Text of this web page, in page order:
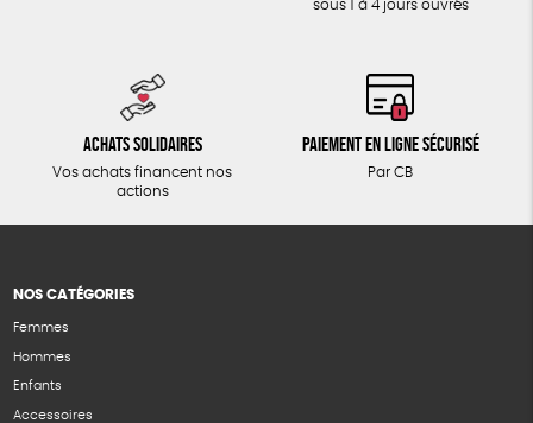
sous 1 à 4 jours ouvrés
Achats solidaires
Vos achats financent nos
actions
Paiement en ligne sécurisé
Par CB
NOS CATÉGORIES
Femmes
Hommes
Enfants
Accessoires